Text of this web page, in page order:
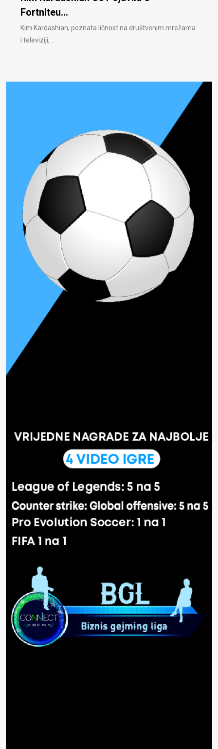
Fortniteu...
Kim Kardashian, poznata ličnost na društvenim mrežama
i televiziji, ..